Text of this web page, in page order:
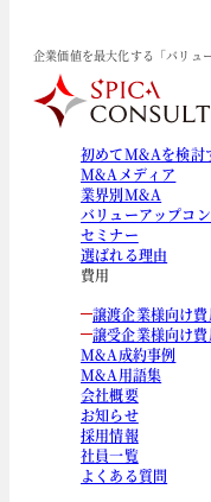
企業価値を最大化する「バリュ
初めてM&Aを検討
M&Aメディア
業界別M&A
バリューアップコ
セミナー
選ばれる理由
費用
譲渡企業様向け
譲受企業様向け
M&A成約事例
M&A用語集
会社概要
お知らせ
採用情報
社員一覧
よくある質問